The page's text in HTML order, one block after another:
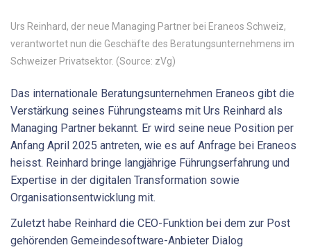
Urs Reinhard, der neue Managing Partner bei Eraneos Schweiz,
verantwortet nun die Geschäfte des Beratungsunternehmens im
Schweizer Privatsektor. (Source: zVg)
Das internationale Beratungsunternehmen Eraneos gibt die
Verstärkung seines Führungsteams mit Urs Reinhard als
Managing Partner bekannt. Er wird seine neue Position per
Anfang April 2025 antreten, wie es auf Anfrage bei Eraneos
heisst. Reinhard bringe langjährige Führungserfahrung und
Expertise in der digitalen Transformation sowie
Organisationsentwicklung mit.
Zuletzt habe Reinhard die CEO-Funktion bei dem zur Post
gehörenden Gemeindesoftware-Anbieter Dialog